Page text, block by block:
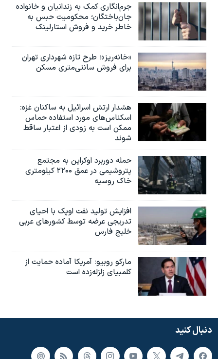
جرم‌انگاری کمک به زندانیان و خانواده
جان‌باختگان؛ محکومیت حبس به‌
خاطر خرید و فروش استارلینک
«خانه‌ریز»؛ طرح تازه شهرداری تهران
برای فروش سانتی‌متری مسکن
هشدار ارتش اسرائیل به ساکنان غزه:
اسکناس‌های مورد استفاده حماس
ممکن است به‌ زودی از اعتبار ساقط
شوند
حمله دوربرد اوکراین به مجتمع
پتروشیمی در عمق ۲۲۰۰ کیلومتری
خاک روسیه
افزایش تولید نفت اوپک با احیای
تدریجی عرضه توسط کشورهای عربی
خلیج فارس
مارکو روبیو: آمریکا آماده حمایت از
کلمبیای زلزله‌زده است
دنبال کنید